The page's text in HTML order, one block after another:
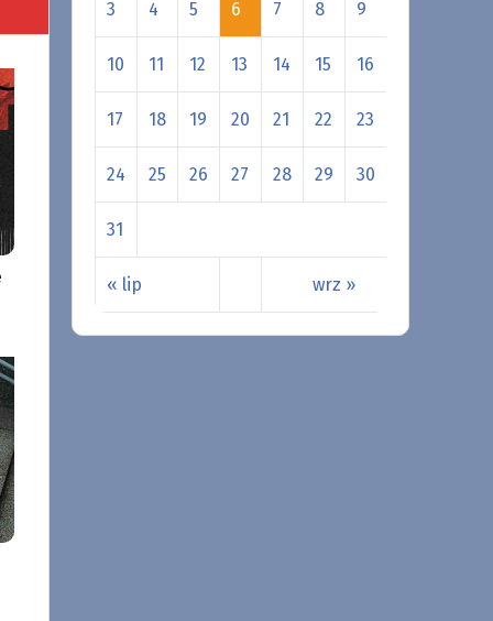
« lip wrz »
3 4 5 6 7 8 9
10 11 12 13 14 15 16
17 18 19 20 21 22 23
24 25 26 27 28 29 30
31